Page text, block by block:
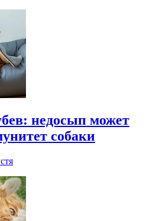
недосып может
собаки